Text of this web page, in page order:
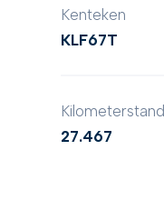
Kenteken
KLF67T
Kilometerstand
27.467